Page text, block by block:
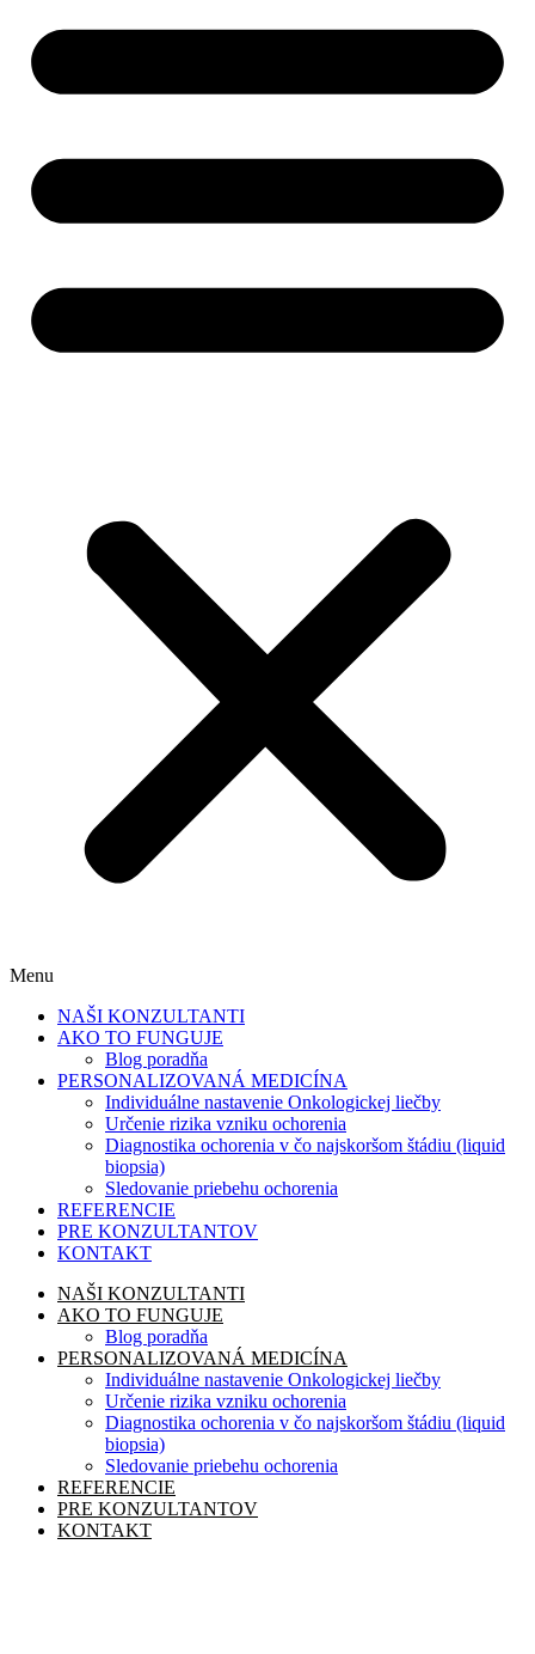
Menu
NAŠI KONZULTANTI
AKO TO FUNGUJE
Blog poradňa
PERSONALIZOVANÁ MEDICÍNA
Individuálne nastavenie Onkologickej liečby
Určenie rizika vzniku ochorenia
Diagnostika ochorenia v čo najskoršom štádiu (liquid
biopsia)
Sledovanie priebehu ochorenia
REFERENCIE
PRE KONZULTANTOV
KONTAKT
NAŠI KONZULTANTI
AKO TO FUNGUJE
Blog poradňa
PERSONALIZOVANÁ MEDICÍNA
Individuálne nastavenie Onkologickej liečby
Určenie rizika vzniku ochorenia
Diagnostika ochorenia v čo najskoršom štádiu (liquid
biopsia)
Sledovanie priebehu ochorenia
REFERENCIE
PRE KONZULTANTOV
KONTAKT